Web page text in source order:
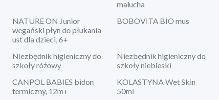
malucha
NATURE ON Junior
wegański płyn do płukania
ust dla dzieci, 6+
BOBOVITA BIO mus
Niezbędnik higieniczny do
szkoły różowy
Niezbędnik higieniczny do
szkoły niebieski
CANPOL BABIES bidon
termiczny, 12m+
KOLASTYNA Wet Skin
50ml